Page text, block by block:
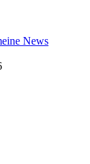
News